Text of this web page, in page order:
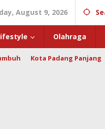
August 9, 2026
Olahraga
Kota Padang Panjang